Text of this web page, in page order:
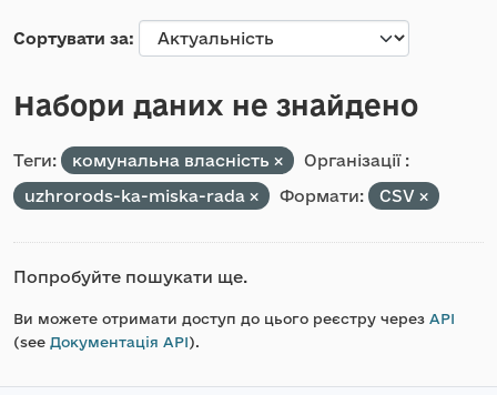
Сортувати за
Набори даних не знайдено
Теги: комунальна власність
Організації :
uzhrorods-ka-miska-rada
Формати: CSV
Попробуйте пошукати ще.
Ви можете отримати доступ до цього реєстру через API
(see Документація API).